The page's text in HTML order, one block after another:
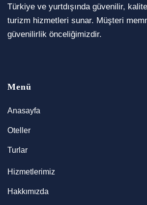
Türkiye ve yurtdışında güvenilir,
turizm hizmetleri sunar. Müşteri
güvenilirlik önceliğimizdir.
Menü
Anasayfa
Oteller
Turlar
Hizmetlerimiz
Hakkımızda